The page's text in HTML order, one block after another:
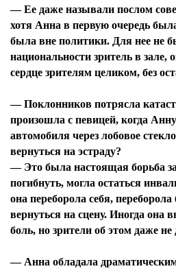
— Ее даже называли послом
хотя Анна в первую очередь
была вне политики. Для нее не
национальности зритель в зале,
сердце зрителям целиком, без
— Поклонников потрясла
произошла с певицей, когда
автомобиля через лобовое
вернуться на эстраду?
— Это была настоящая борьба
погибнуть, могла остаться
она переборола себя, переборола
вернуться на сцену. Иногда она
боль, но зрители об этом даже
— Анна обладала